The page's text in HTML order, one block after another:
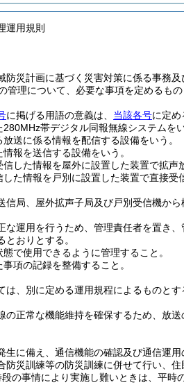
運用規則
防災計画に基づく災害対策に係る事務
管理について、必要な事項を定めるもの
に掲げる用語の意義は、 当該各号に定め
帯デジタル同報無線システムをい
送に係る情報を配信する設備をいう。
報を送信する設備をいう。
した情報を屋外に設置した装置で拡声
た情報を戸別に設置した装置で直接受
信局、屋外拡声子局及び戸別受信機から
な運用を行うため、管理責任者を置き
おりとする。
で使用できるように管理すること。
項の記録を整備すること。
、別に定める運用規程によるものとす
の正常な機能維持を確保するため、放
生に備え、通信機能の確認及び通信運
防災訓練等の防災訓練に併せて行い、
の事情により実施し難いときは、平時